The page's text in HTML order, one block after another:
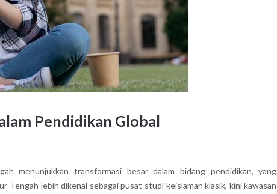
Pendidikan Global
menunjukkan transformasi besar dalam bidang pendidikan, yang
Tengah lebih dikenal sebagai pusat studi keislaman klasik, kini kawasan